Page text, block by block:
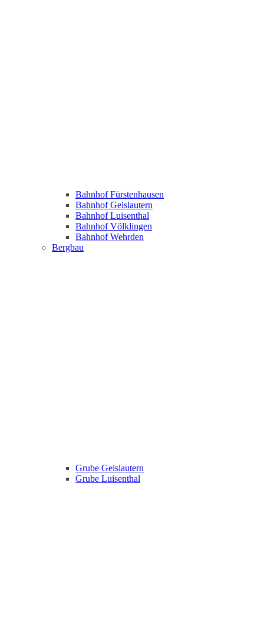
Bahnhof Fürstenhausen
Bahnhof Geislautern
Bahnhof Luisenthal
Bahnhof Völklingen
Bahnhof Wehrden
Bergbau
Grube Geislautern
Grube Luisenthal